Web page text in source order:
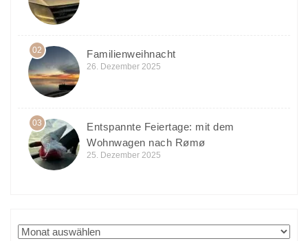
02 Familienweihnacht
26. Dezember 2025
03
Entspannte Feiertage: mit dem
Wohnwagen nach Rømø
25. Dezember 2025
Archiv